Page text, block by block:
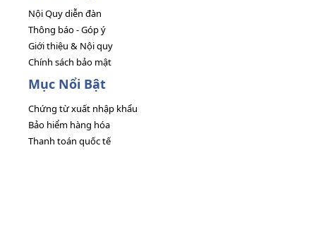
Nội Quy diễn đàn
Thông báo - Góp ý
Giới thiệu & Nội quy
Chính sách bảo mật
Mục Nổi Bật
Chứng từ xuất nhập khẩu
Bảo hiểm hàng hóa
Thanh toán quốc tế